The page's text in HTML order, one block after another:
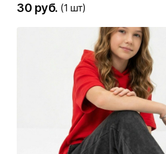
30 руб. (1 шт)